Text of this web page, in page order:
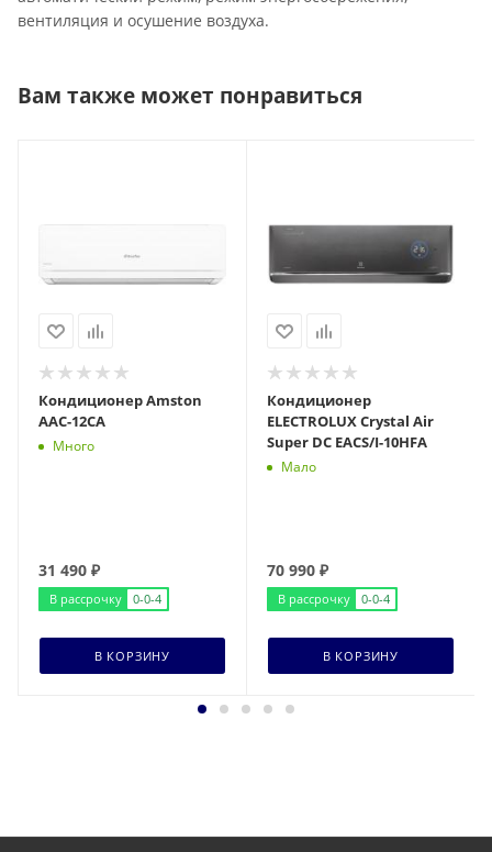
вентиляция и осушение воздуха.
Вам также может понравиться
Кондиционер Amston
AAC-12CA
Много
31 490 ₽
В рассрочку 0-0-4
В КОРЗИНУ
Кондиционер
ELECTROLUX Crystal Air
Super DC EACS/I-10HFA
Мало
70 990 ₽
В рассрочку 0-0-4
В КОРЗИНУ